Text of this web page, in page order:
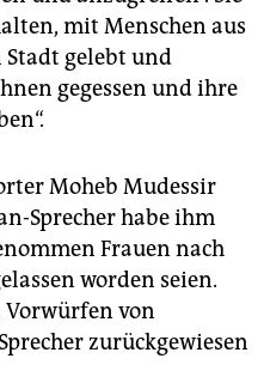
mit Menschen aus
Stadt gelebt und
gegessen und ihre
Moheb Mudessir
Sprecher habe ihm
Frauen nach
worden seien.
Vorwürfen von
zurückgewiesen